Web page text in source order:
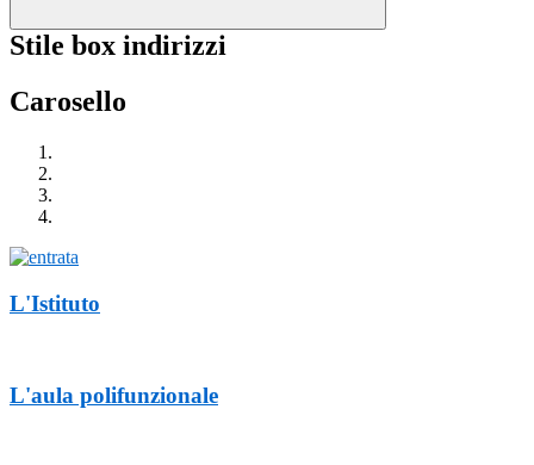
Stile box indirizzi
Carosello
L'Istituto
L'aula polifunzionale